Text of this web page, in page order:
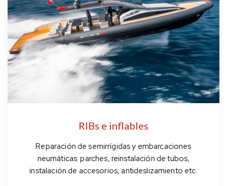
RIBs e inflables
Reparación de semirrígidas y embarcaciones
neumáticas: parches, reinstalación de tubos,
instalación de accesorios, antideslizamiento etc.